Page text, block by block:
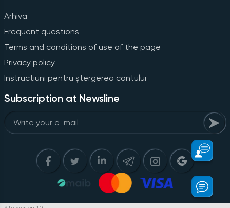
Arhiva
Frequent questions
Terms and conditions of use of the page
Privacy policy
Instrucțiuni pentru ștergerea contului
Subscription at Newsline